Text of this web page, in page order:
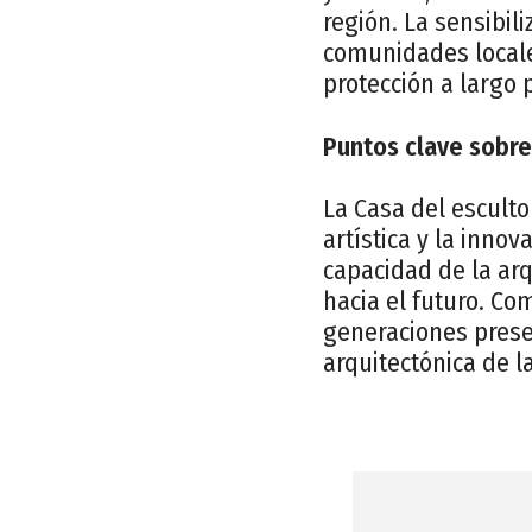
región. La
comunidades
protección a largo
Puntos clave
La Casa del
artística y la
capacidad de la
hacia el futuro.
generaciones
arquitectónica de